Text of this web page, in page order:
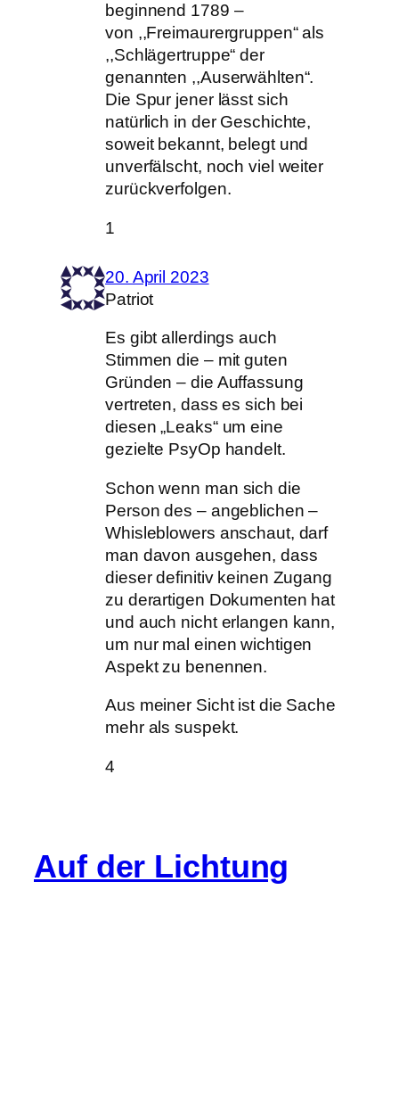
beginnend 1789 –
von ,,Freimaurergruppen“ als
,,Schlägertruppe“ der
genannten ,,Auserwählten“.
Die Spur jener lässt sich
natürlich in der Geschichte,
soweit bekannt, belegt und
unverfälscht, noch viel weiter
zurückverfolgen.
1
20. April 2023
Patriot
Es gibt allerdings auch
Stimmen die – mit guten
Gründen – die Auffassung
vertreten, dass es sich bei
diesen „Leaks“ um eine
gezielte PsyOp handelt.
Schon wenn man sich die
Person des – angeblichen –
Whisleblowers anschaut, darf
man davon ausgehen, dass
dieser definitiv keinen Zugang
zu derartigen Dokumenten hat
und auch nicht erlangen kann,
um nur mal einen wichtigen
Aspekt zu benennen.
Aus meiner Sicht ist die Sache
mehr als suspekt.
4
Auf der Lichtung